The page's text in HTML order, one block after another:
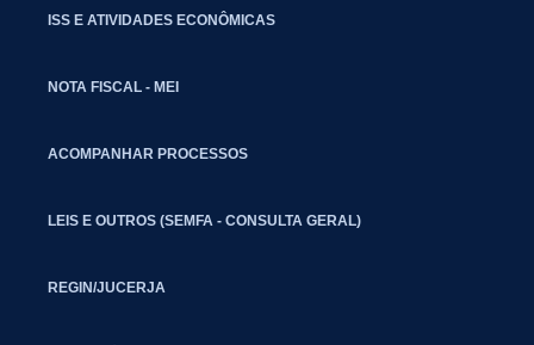
ISS E ATIVIDADES ECONÔMICAS
NOTA FISCAL - MEI
ACOMPANHAR PROCESSOS
LEIS E OUTROS (SEMFA - CONSULTA GERAL)
REGIN/JUCERJA